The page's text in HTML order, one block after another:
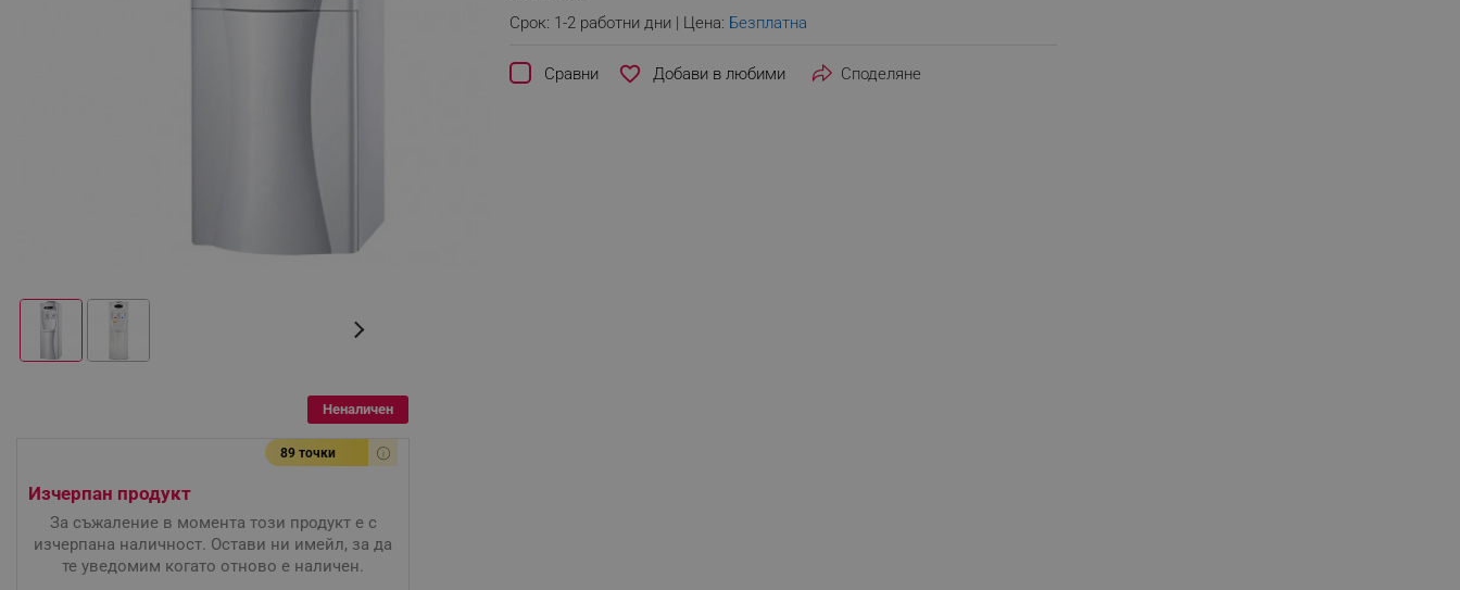
Срок: 1-2 работни дни | Цена: Безплатна
Сравни favorite_border Споделяне
Неналичен
89 точки
Изчерпан продукт
За съжаление в момента този продукт е с
изчерпана наличност. Остави ни имейл, за да
те уведомим когато отново е наличен.